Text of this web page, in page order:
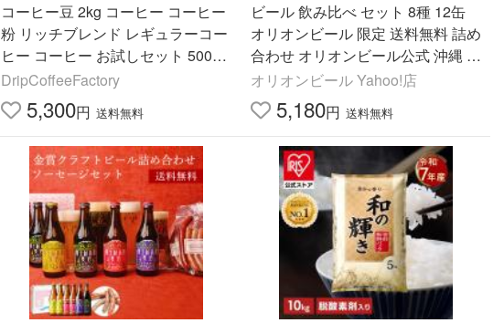
コーヒー豆 2kg コーヒー コーヒー
粉 リッチブレンド レギュラーコー
ヒー コーヒー お試しセット 500g×
4袋 送料無料 ポイント利用 コー
ヒー
DripCoffeeFactory
5,300円 送料無料
ビール 飲み比べ セット 8種 12缶
オリオンビール 限定 送料無料 詰め
合わせ オリオンビール公式 沖縄 オ
ールスター飲み比べセット 75BEE
R IPA 黒ビール
オリオンビール Yahoo!店
5,180円 送料無料